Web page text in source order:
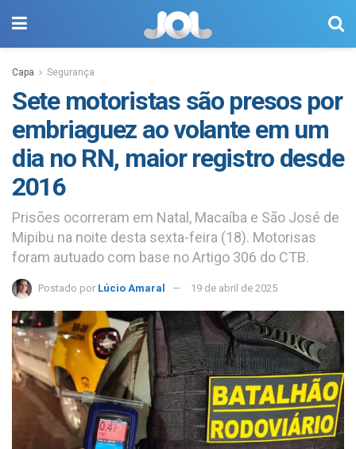
Capa Segurança
Sete motoristas são presos por
embriaguez ao volante em um
dia no RN, maior registro desde
2016
Prisões ocorreram em Natal, Macaíba e São José de
Mipibu na noite desta sexta-feira (18). Motorisas
foram autuado com base no Artigo 306 do CTB.
Postado por Lúcio Amaral 19 de abril de 2025